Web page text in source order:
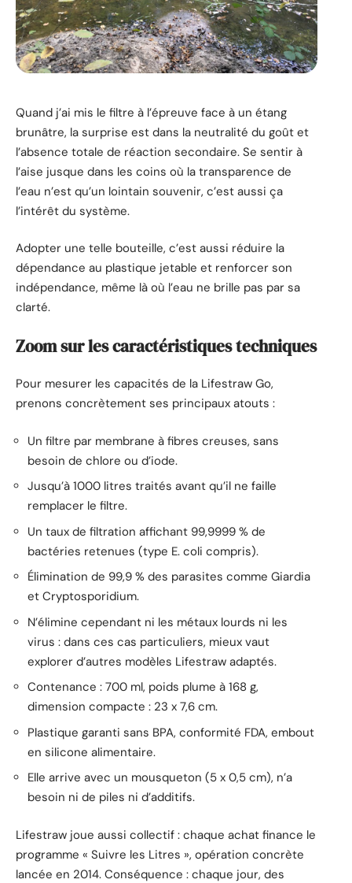
Quand j’ai mis le filtre à l’épreuve face à un étang
brunâtre, la surprise est dans la neutralité du goût et
l’absence totale de réaction secondaire. Se sentir à
l’aise jusque dans les coins où la transparence de
l’eau n’est qu’un lointain souvenir, c’est aussi ça
l’intérêt du système.
Adopter une telle bouteille, c’est aussi réduire la
dépendance au plastique jetable et renforcer son
indépendance, même là où l’eau ne brille pas par sa
clarté.
Zoom sur les caractéristiques techniques
Pour mesurer les capacités de la Lifestraw Go,
prenons concrètement ses principaux atouts :
Un filtre par membrane à fibres creuses, sans
besoin de chlore ou d’iode.
Jusqu’à 1000 litres traités avant qu’il ne faille
remplacer le filtre.
Un taux de filtration affichant 99,9999 % de
bactéries retenues (type E. coli compris).
Élimination de 99,9 % des parasites comme Giardia
et Cryptosporidium.
N’élimine cependant ni les métaux lourds ni les
virus : dans ces cas particuliers, mieux vaut
explorer d’autres modèles Lifestraw adaptés.
Contenance : 700 ml, poids plume à 168 g,
dimension compacte : 23 x 7,6 cm.
Plastique garanti sans BPA, conformité FDA, embout
en silicone alimentaire.
Elle arrive avec un mousqueton (5 x 0,5 cm), n’a
besoin ni de piles ni d’additifs.
Lifestraw joue aussi collectif : chaque achat finance le
programme « Suivre les Litres », opération concrète
lancée en 2014. Conséquence : chaque jour, des